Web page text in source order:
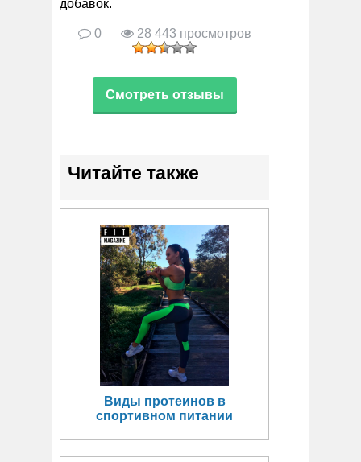
добавок.
0 28 443 просмотров
Смотреть отзывы
Читайте также
Виды протеинов в
спортивном питании